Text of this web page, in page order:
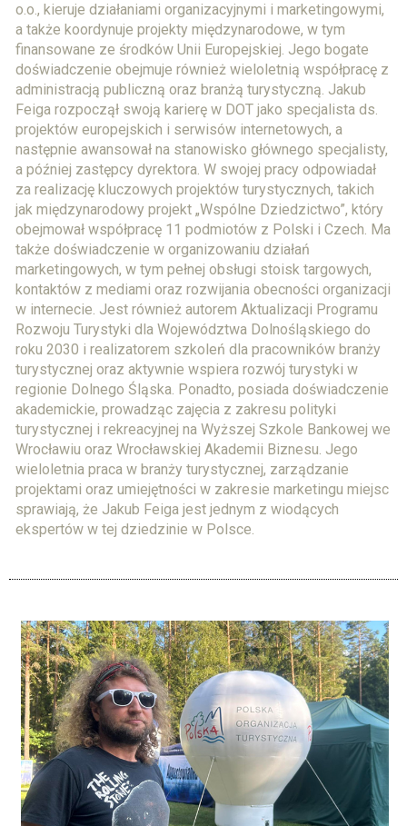
o.o., kieruje działaniami organizacyjnymi i marketingowymi,
a także koordynuje projekty międzynarodowe, w tym
finansowane ze środków Unii Europejskiej. Jego bogate
doświadczenie obejmuje również wieloletnią współpracę z
administracją publiczną oraz branżą turystyczną. Jakub
Feiga rozpoczął swoją karierę w DOT jako specjalista ds.
projektów europejskich i serwisów internetowych, a
następnie awansował na stanowisko głównego specjalisty,
a później zastępcy dyrektora. W swojej pracy odpowiadał
za realizację kluczowych projektów turystycznych, takich
jak międzynarodowy projekt „Wspólne Dziedzictwo”, który
obejmował współpracę 11 podmiotów z Polski i Czech. Ma
także doświadczenie w organizowaniu działań
marketingowych, w tym pełnej obsługi stoisk targowych,
kontaktów z mediami oraz rozwijania obecności organizacji
w internecie. Jest również autorem Aktualizacji Programu
Rozwoju Turystyki dla Województwa Dolnośląskiego do
roku 2030 i realizatorem szkoleń dla pracowników branży
turystycznej oraz aktywnie wspiera rozwój turystyki w
regionie Dolnego Śląska. Ponadto, posiada doświadczenie
akademickie, prowadząc zajęcia z zakresu polityki
turystycznej i rekreacyjnej na Wyższej Szkole Bankowej we
Wrocławiu oraz Wrocławskiej Akademii Biznesu. Jego
wieloletnia praca w branży turystycznej, zarządzanie
projektami oraz umiejętności w zakresie marketingu miejsc
sprawiają, że Jakub Feiga jest jednym z wiodących
ekspertów w tej dziedzinie w Polsce.